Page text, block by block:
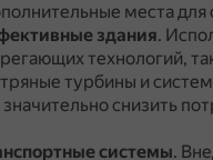
места
здания.
технологий,
турбины и
снизить
системы.